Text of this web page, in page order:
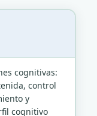
cognitivas:
control
y
cognitivo